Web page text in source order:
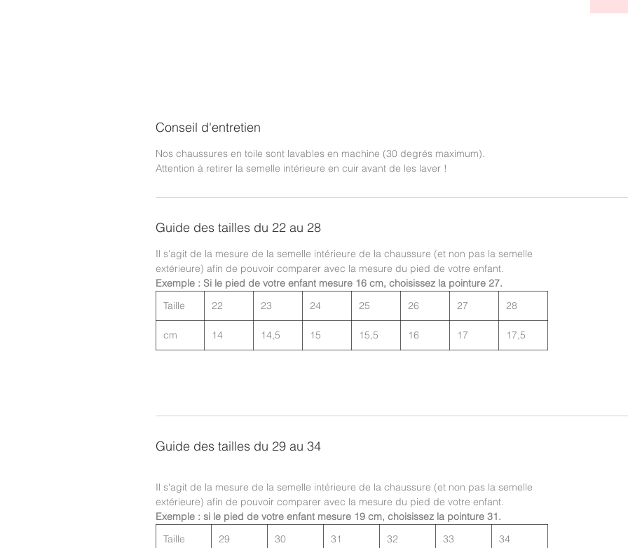
Conseil d'entretien
Nos chaussures en toile sont lavables en machine (30 degrés maximum).
Attention à retirer la semelle intérieure en cuir avant de les laver !
Guide des tailles du 22 au 28
Il s'agit de la mesure de la semelle intérieure de la chaussure (et non pas la semelle
extérieure) afin de pouvoir comparer avec la mesure du pied de votre enfant.
Exemple : Si le pied de votre enfant mesure 16 cm, choisissez la pointure 27.
Taille
22 23 24 25 26 27 28
cm 14 14,5 15 15,5 16 17 17,5
Guide des tailles du 29 au 34
Il s'agit de la mesure de la semelle intérieure de la chaussure (et non pas la semelle
extérieure) afin de pouvoir comparer avec la mesure du pied de votre enfant.
Exemple : si le pied de votre enfant mesure 19 cm, choisissez la pointure 31.
Taille
29 30 31 32 33 34